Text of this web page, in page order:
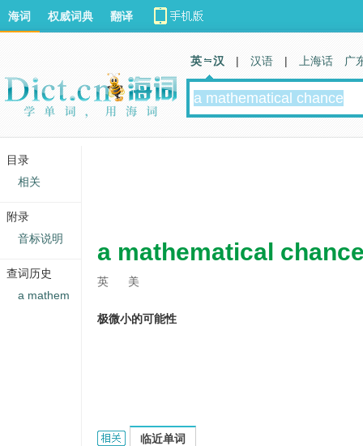
a mathematical
英 美
极微小的可能性
a mathematical chance的相关资料：
临近单词
海词 权威词典 翻译
英 汉 | 汉语 | 上海话 广
目录
相关
附录
音标说明
查词历史
a mathem